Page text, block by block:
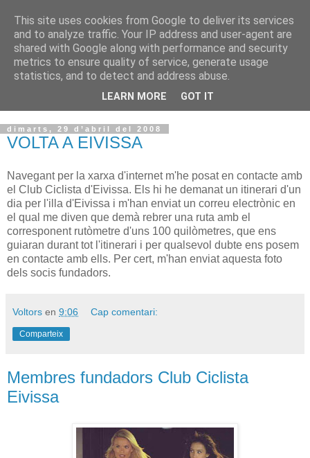
VOLTORS -2026 -
¡¡¡TENIM GANA!!!
dimarts, 29 d’abril del 2008
VOLTA A EIVISSA
Navegant per la xarxa d'internet m'he posat en contacte amb
el Club Ciclista d'Eivissa. Els hi he demanat un itinerari d'un
dia per l'illa d'Eivissa i m'han enviat un correu electrònic en
el qual me diven que demà rebrer una ruta amb el
corresponent rutòmetre d'uns 100 quilòmetres, que ens
guiaran durant tot l'itinerari i per qualsevol dubte ens posem
en contacte amb ells. Per cert, m'han enviat aquesta foto
dels socis fundadors.
Voltors en 9:06 Cap comentari:
Comparteix
Membres fundadors Club Ciclista
Eivissa
This site uses cookies from Google to deliver its services
and to analyze traffic. Your IP address and user-agent are
shared with Google along with performance and security
metrics to ensure quality of service, generate usage
statistics, and to detect and address abuse.
LEARN MORE GOT IT